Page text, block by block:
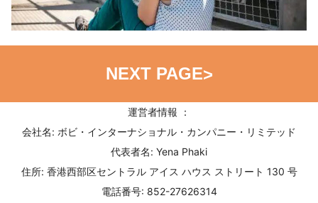
NEXT PAGE>
運営者情報 ：
会社名: ボビ・インターナショナル・カンパニー・リミテッド
代表者名: Yena Phaki
住所: 香港西部区セントラル アイス ハウス ストリート 130 号
電話番号: 852-27626314